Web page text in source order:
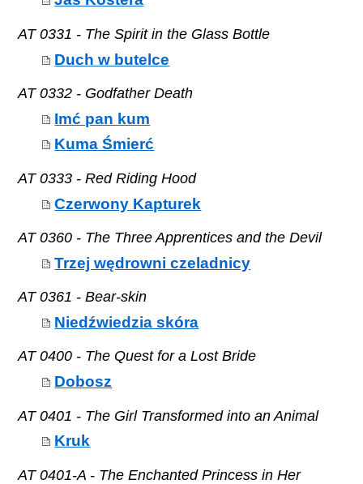
AT 0331 - The Spirit in the Glass Bottle
Duch w butelce
AT 0332 - Godfather Death
Imć pan kum
Kuma Śmierć
AT 0333 - Red Riding Hood
Czerwony Kapturek
AT 0360 - The Three Apprentices and the Devil
Trzej wędrowni czeladnicy
AT 0361 - Bear-skin
Niedźwiedzia skóra
AT 0400 - The Quest for a Lost Bride
Dobosz
AT 0401 - The Girl Transformed into an Animal
Kruk
AT 0401-A - The Enchanted Princess in Her